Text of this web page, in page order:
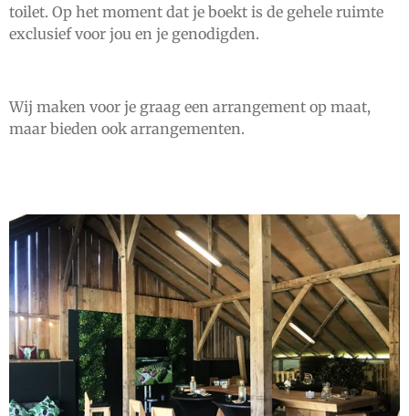
toilet. Op het moment dat je boekt is de gehele ruimte
exclusief voor jou en je genodigden.
Wij maken voor je graag een arrangement op maat,
maar bieden ook arrangementen.